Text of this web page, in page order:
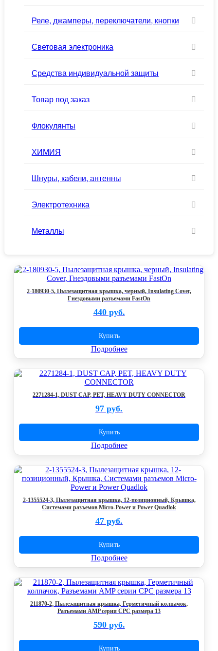
Реле, джамперы, переключатели, кнопки
Световая электроника
Средства индивидуальной защиты
Товар под заказ
Флокулянты
ХИМИЯ
Шнуры, кабели, антенны
Электротехника
Металлы
2-180930-5, Пылезащитная крышка, черный, Insulating Cover,
Гнездовыми разъемами FastOn
440 руб.
Купить
Подробнее
2271284-1, DUST CAP, PET, HEAVY DUTY CONNECTOR
97 руб.
Купить
Подробнее
2-1355524-3, Пылезащитная крышка, 12-позиционный, Крышка,
Системами разъемов Micro-Power и Power Quadlok
47 руб.
Купить
Подробнее
211870-2, Пылезащитная крышка, Герметичный колпачок,
Разъемами AMP серии CPC размера 13
590 руб.
Купить